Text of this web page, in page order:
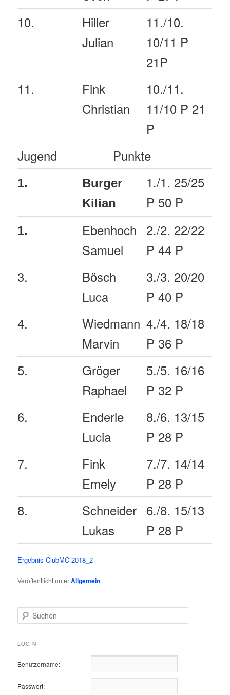
10.
Hiller
Julian
11./10.
10/11 P
21P
11.
Fink
Christian
10./11.
11/10 P 21
P
Jugend
Punkte
1.
Burger
Kilian
1./1. 25/25
P 50 P
1.
Ebenhoch
Samuel
2./2. 22/22
P 44 P
3.
Bösch
Luca
3./3. 20/20
P 40 P
4.
Wiedmann
Marvin
4./4. 18/18
P 36 P
5.
Gröger
Raphael
5./5. 16/16
P 32 P
6.
Enderle
Lucia
8./6. 13/15
P 28 P
7.
Fink
Emely
7./7. 14/14
P 28 P
8.
Schneider
Lukas
6./8. 15/13
P 28 P
Ergebnis ClubMC 2018_2
Veröffentlicht unterAllgemein
u
h
n
LOGIN
Benutzername:
Passwort: